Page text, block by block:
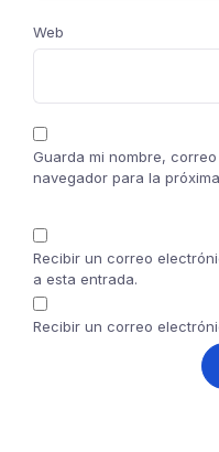
Web
Guarda mi nombre,
navegador para la
Recibir un correo
a esta entrada.
Recibir un correo